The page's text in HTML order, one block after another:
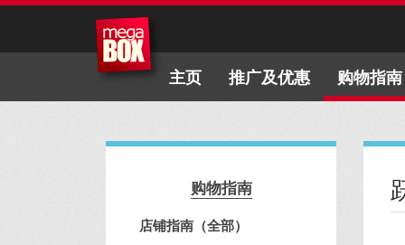
主页 推广及优惠 购物指南
购物指南
店铺指南（全部）